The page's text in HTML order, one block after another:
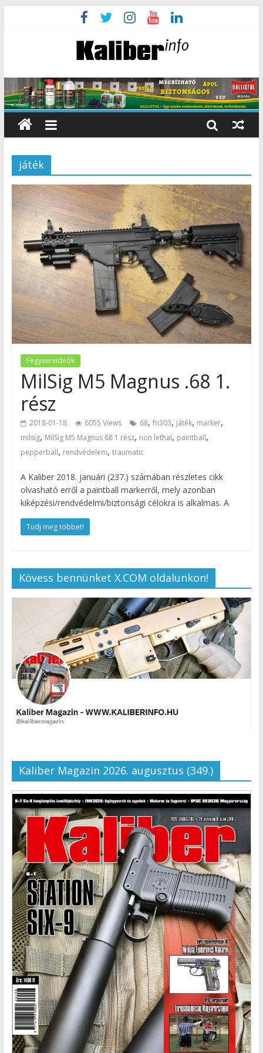
játék
Fegyvervideók
MilSig M5 Magnus .68 1.
rész
2018-01-18 6055 Views 68, fn303, játék, marker,
milsig, MilSig M5 Magnus 68 1 rész, non lethal, paintball,
pepperball, rendvédelem, traumatic
A Kaliber 2018. januári (237.) számában részletes cikk
olvasható erről a paintball markerről, mely azonban
kiképzési/rendvédelmi/biztonsági célokra is alkalmas. A
Tudj meg többet!
Kövess bennünket X.COM oldalunkon!
Kaliber Magazin 2026. augusztus (349.)